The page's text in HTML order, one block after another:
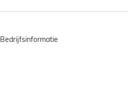
Bedrijfsinformatie